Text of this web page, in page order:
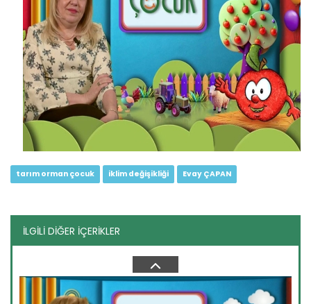
tarım orman çocuk iklim değişikliği Evay ÇAPAN
İLGİLİ DİĞER İÇERİKLER
Tarım Orman Çocuk 6.Bölüm (Süt...
Devamını Oku ->
Tarım Orman Çocuk 5.Bölüm...